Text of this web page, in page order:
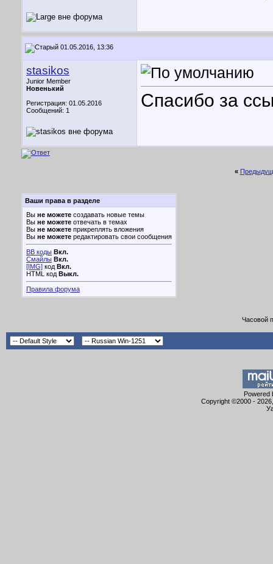
01.05.2016, 13:36
stasikos
Junior Member
Новенький
Регистрация: 01.05.2016
Сообщений: 1
Спасибо за
«
Ваши права в разделе
Вы не можете создавать новые темы
Вы не можете отвечать в темах
Вы не можете прикреплять вложения
Вы не можете редактировать свои сообщения
BB коды Вкл.
Смайлы Вкл.
[IMG] код Вкл.
HTML код Выкл.
Правила форума
Часовой
Powered
Copyright ©2000 -